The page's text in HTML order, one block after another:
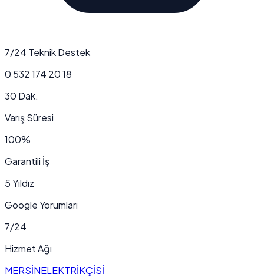
7/24 Teknik Destek
0 532 174 20 18
30 Dak.
Varış Süresi
100%
Garantili İş
5 Yıldız
Google Yorumları
7/24
Hizmet Ağı
MERSİNELEKTRİKÇİSİ